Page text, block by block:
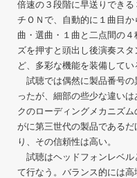
倍速の３段階に早送りでき
チＯＮで、自動的に１曲目
曲・選曲・１曲と二点間の
ズを押すと頭出し後演奏ス
ど、多彩な機能を装備してい
試聴では偶然に製品番号の
ったが、細部の些少な違い
クのローディングメカニズ
がに第三世代の製品である
り、その信頼性は高い。
試聴はヘッドフォンレベル
て行なう。バランス的には